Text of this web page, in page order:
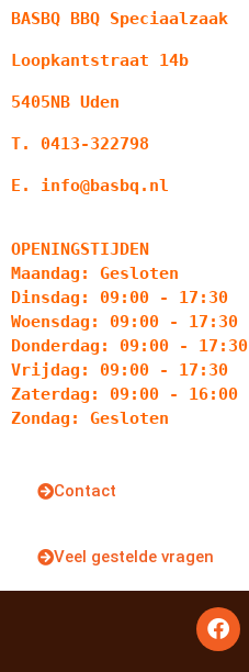
BASBQ BBQ Speciaalzaak
Loopkantstraat 14b
5405NB Uden
T. 0413-322798
E. info@basbq.nl
OPENINGSTIJDEN
Maandag: Gesloten
Dinsdag: 09:00 - 17:30
Woensdag: 09:00 - 17:30
Donderdag: 09:00 - 17:30
Vrijdag: 09:00 - 17:30
Zaterdag: 09:00 - 16:00
Zondag: Gesloten
Contact
Veel gestelde vragen